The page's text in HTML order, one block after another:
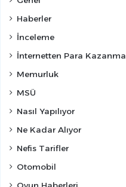
Haberler
İnceleme
İnternetten Para Kazanma
Memurluk
MSÜ
Nasıl Yapılıyor
Ne Kadar Alıyor
Nefis Tarifler
Otomobil
Oyun Haberleri